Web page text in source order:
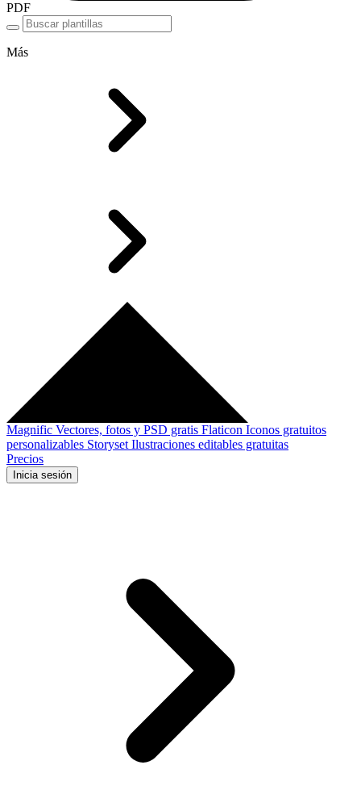
PDF
Más
Magnific Vectores, fotos y PSD gratis Flaticon Iconos gratuitos
personalizables Storyset Ilustraciones editables gratuitas
Precios
Inicia sesión